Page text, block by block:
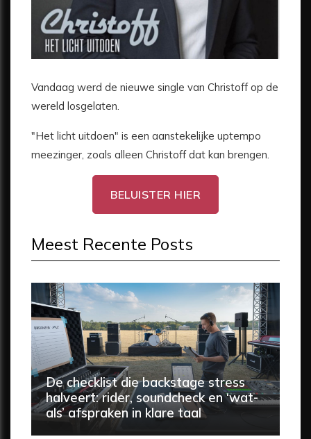
Vandaag werd de nieuwe single van Christoff op de
wereld losgelaten.
"Het licht uitdoen" is een aanstekelijke uptempo
meezinger, zoals alleen Christoff dat kan brengen.
BELUISTER HIER
Meest Recente Posts
De checklist die backstage stress
halveert: rider, soundcheck en ‘wat-
als’ afspraken in klare taal